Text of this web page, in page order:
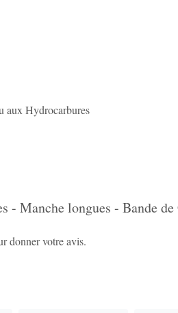
aux Hydrocarbures
- Manche longues - Bande
donner votre avis.